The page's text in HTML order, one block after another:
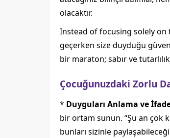
olacaktır.
Instead of focusing solely on
geçerken size duyduğu
bir maraton; sabır ve
Çocuğunuzdaki Zorlu
* Duyguları Anlama ve
bir ortam sunun. “Şu an çok
bunları sizinle